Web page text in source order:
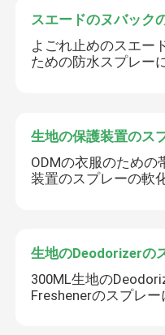
スエードのヌバック
よごれ止めのスエー
ための防水スプレー
生地の保護装置のス
ODMの衣服のための
装置のスプレーの軟
生地のDeodorizerの
300ML生地の
Freshenerのスプレ